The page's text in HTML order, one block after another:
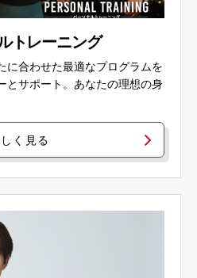
トレーニング
に合わせた最適なプログラムを
とサポート。あなたの理想の身
く見る